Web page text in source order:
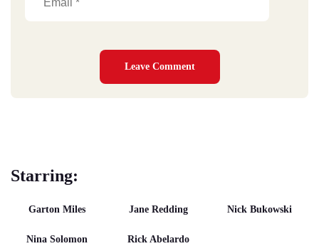
Starring:
Garton Miles Jane Redding Nick Bukowski
Nina Solomon Rick Abelardo